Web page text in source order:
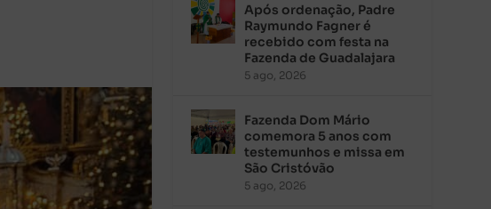
Após ordenação, Padre
Raymundo Fagner é
recebido com festa na
Fazenda de Guadalajara
5 ago, 2026
Fazenda Dom Mário
comemora 5 anos com
testemunhos e missa em
São Cristóvão
5 ago, 2026